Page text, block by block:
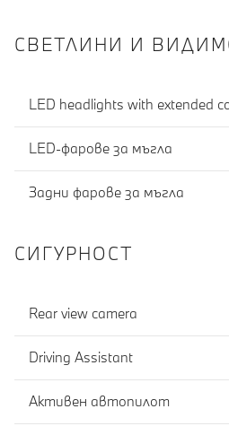
СВЕТЛИНИ И
LED headlights with extended
LED-фарове за мъгла
Задни фарове за мъгла
СИГУРНОСТ
Rear view camera
Driving Assistant
Активен автопилот